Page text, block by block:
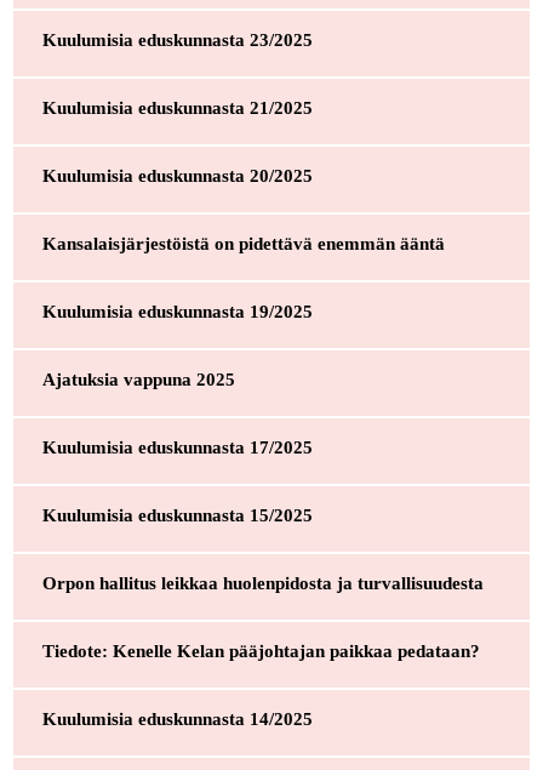
Kuulumisia eduskunnasta 23/2025
Kuulumisia eduskunnasta 21/2025
Kuulumisia eduskunnasta 20/2025
Kansalaisjärjestöistä on pidettävä enemmän ääntä
Kuulumisia eduskunnasta 19/2025
Ajatuksia vappuna 2025
Kuulumisia eduskunnasta 17/2025
Kuulumisia eduskunnasta 15/2025
Orpon hallitus leikkaa huolenpidosta ja turvallisuudesta
Tiedote: Kenelle Kelan pääjohtajan paikkaa pedataan?
Kuulumisia eduskunnasta 14/2025